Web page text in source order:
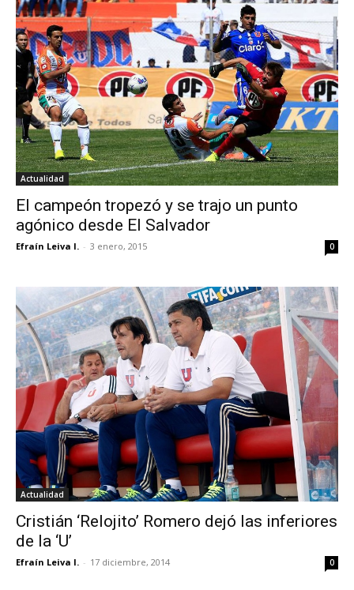
Actualidad
El campeón tropezó y se trajo un punto
agónico desde El Salvador
Efraín Leiva I. - 3 enero, 2015 0
Actualidad
Cristián ‘Relojito’ Romero dejó las inferiores
de la ‘U’
Efraín Leiva I. - 17 diciembre, 2014 0